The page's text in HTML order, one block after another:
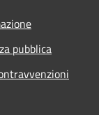
pubblica